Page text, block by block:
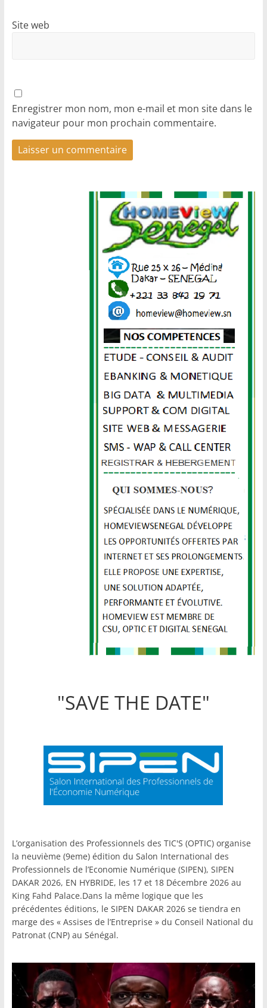
Site web
Enregistrer mon nom, mon e-mail et mon site dans le
navigateur pour mon prochain commentaire.
"SAVE THE DATE"
L’organisation des Professionnels des TIC'S (OPTIC) organise
la neuvième (9eme) édition du Salon International des
Professionnels de l’Economie Numérique (SIPEN), SIPEN
DAKAR 2026, EN HYBRIDE, les 17 et 18 Décembre 2026 au
King Fahd Palace.Dans la même logique que les
précédentes éditions, le SIPEN DAKAR 2026 se tiendra en
marge des « Assises de l’Entreprise » du Conseil National du
Patronat (CNP) au Sénégal.